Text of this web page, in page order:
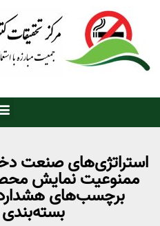
استراتژی‌های صنعت
ممنوعیت نمایش
برچسب‌های